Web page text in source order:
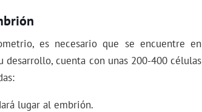
es necesario que se encuentre en
cuenta con unas 200-400 células
lugar al embrión.